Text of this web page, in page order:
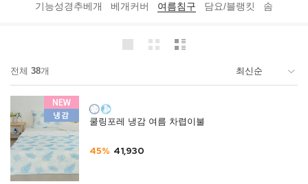
기능성경추베개
베개커버 여름침구 담요/블랭킷 솜
전체 38개
쿨링포레 냉감 여름 차렵이불
45% 41,930